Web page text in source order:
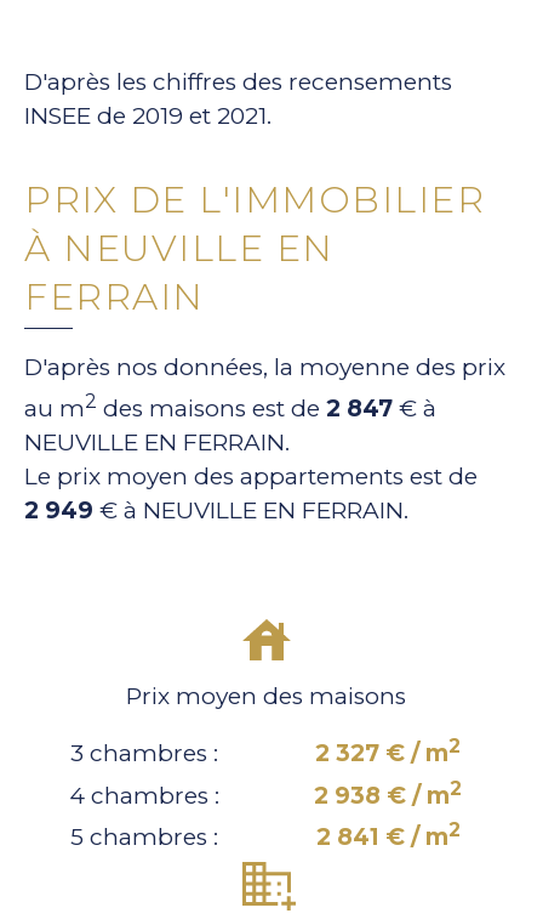
D'après les chiffres des recensements
INSEE de 2019 et 2021.
PRIX DE L'IMMOBILIER
À NEUVILLE EN
FERRAIN
D'après nos données, la moyenne des prix
au m2 des maisons est de 2 847 € à
NEUVILLE EN FERRAIN.
Le prix moyen des appartements est de
2 949 € à NEUVILLE EN FERRAIN.
Prix moyen des maisons
3 chambres : 2 327 € / m2
4 chambres : 2 938 € / m2
5 chambres : 2 841 € / m2